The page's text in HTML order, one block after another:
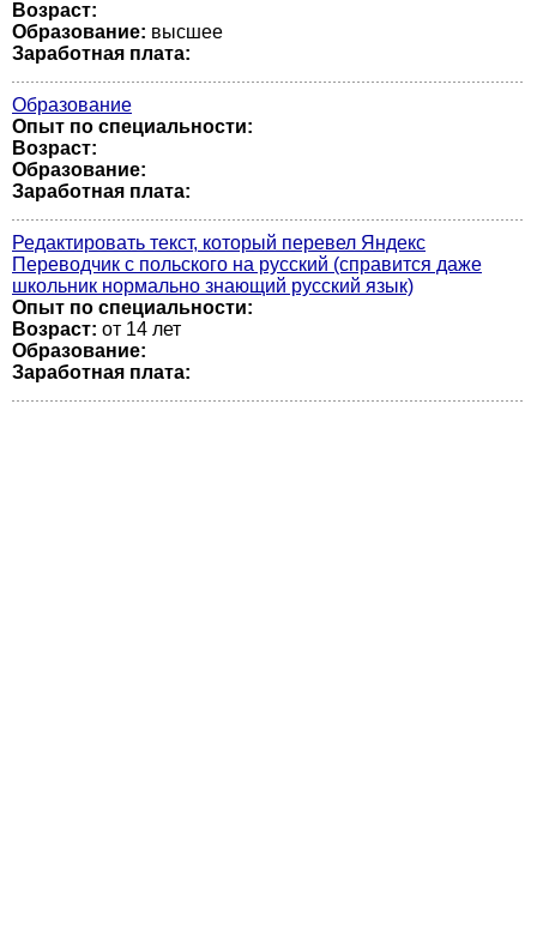
Возраст:
Образование: высшее
Заработная плата:
Образование
Опыт по специальности:
Возраст:
Образование:
Заработная плата:
Редактировать текст, который перевел Яндекс
Переводчик с польского на русский (справится даже
школьник нормально знающий русский язык)
Опыт по специальности:
Возраст: от 14 лет
Образование:
Заработная плата: